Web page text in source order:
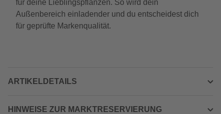
für deine Lieblingspflanzen. So wird dein
Außenbereich einladender und du entscheidest dich
für geprüfte Markenqualität.
ARTIKELDETAILS
HINWEISE ZUR MARKTRESERVIERUNG